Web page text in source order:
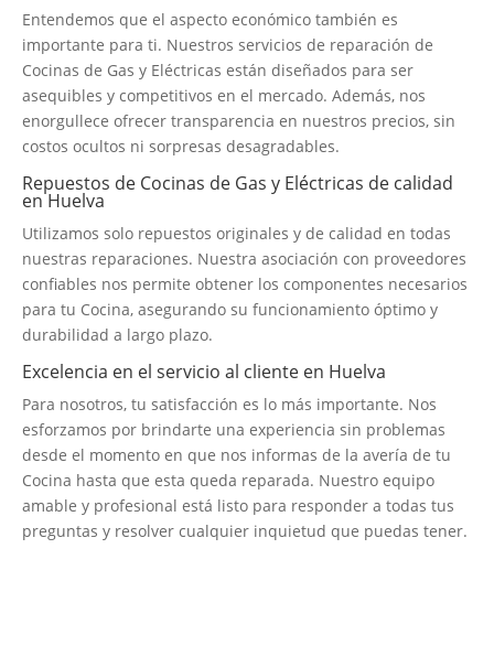
Entendemos que el aspecto económico también es
importante para ti. Nuestros servicios de reparación de
Cocinas de Gas y Eléctricas están diseñados para ser
asequibles y competitivos en el mercado. Además, nos
enorgullece ofrecer transparencia en nuestros precios, sin
costos ocultos ni sorpresas desagradables.
Repuestos de Cocinas de Gas y Eléctricas de calidad
en Huelva
Utilizamos solo repuestos originales y de calidad en todas
nuestras reparaciones. Nuestra asociación con proveedores
confiables nos permite obtener los componentes necesarios
para tu Cocina, asegurando su funcionamiento óptimo y
durabilidad a largo plazo.
Excelencia en el servicio al cliente en Huelva
Para nosotros, tu satisfacción es lo más importante. Nos
esforzamos por brindarte una experiencia sin problemas
desde el momento en que nos informas de la avería de tu
Cocina hasta que esta queda reparada. Nuestro equipo
amable y profesional está listo para responder a todas tus
preguntas y resolver cualquier inquietud que puedas tener.